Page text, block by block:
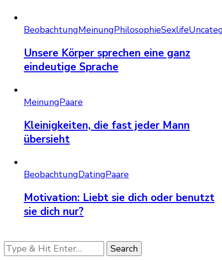
BeobachtungMeinungPhilosophieSexlife
Unsere Körper sprechen eine ganz
eindeutige Sprache
MeinungPaare
Kleinigkeiten, die fast jeder Mann
übersieht
BeobachtungDatingPaare
Motivation: Liebt sie dich oder benutzt
sie dich nur?
Looking